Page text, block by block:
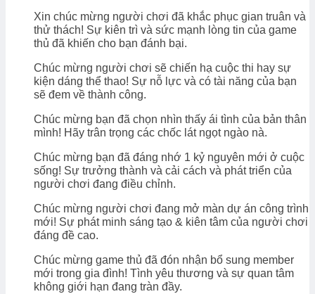
Xin chúc mừng người chơi đã khắc phục gian truân và
thử thách! Sự kiên trì và sức mạnh lòng tin của game
thủ đã khiến cho bạn đánh bại.
Chúc mừng người chơi sẽ chiến hạ cuộc thi hay sự
kiện dáng thể thao! Sự nỗ lực và có tài năng của bạn
sẽ đem về thành công.
Chúc mừng bạn đã chọn nhìn thấy ái tình của bản thân
mình! Hãy trân trọng các chốc lát ngọt ngào nà.
Chúc mừng bạn đã đáng nhớ 1 kỷ nguyên mới ở cuộc
sống! Sự trưởng thành và cải cách và phát triển của
người chơi đang điều chỉnh.
Chúc mừng người chơi đang mở màn dự án công trình
mới! Sự phát minh sáng tạo & kiên tâm của người chơi
đáng đề cao.
Chúc mừng game thủ đã đón nhận bổ sung member
mới trong gia đình! Tình yêu thương và sự quan tâm
không giới hạn đang tràn đầy.